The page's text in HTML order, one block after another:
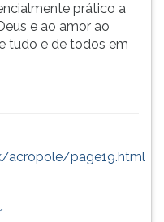
prático a
e ao amor ao
tudo e de todos em
acropole/page19.html